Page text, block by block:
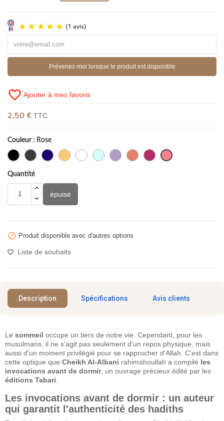
Prévenez-moi lorsque le produit est disponible
favorite_border Ajouter à mes favoris
2,50 € TTC
Couleur : Rose
Quantité
épuisé
 Produit disponible avec d'autres options
Liste de souhaits
Description Spécifications Avis clients
Le sommeil occupe un tiers de notre vie. Cependant, pour les
musulmans, il ne s'agit pas seulement d'un repos physique, mais
aussi d'un moment privilégié pour se rapprocher d'Allah. C'est dans
cette optique que Cheikh Al-Albani rahimahoullah a compilé les
invocations avant de dormir, un ouvrage précieux édité par les
éditions Tabari
Les invocations avant de dormir : un auteur
qui garantit l'authenticité des hadiths